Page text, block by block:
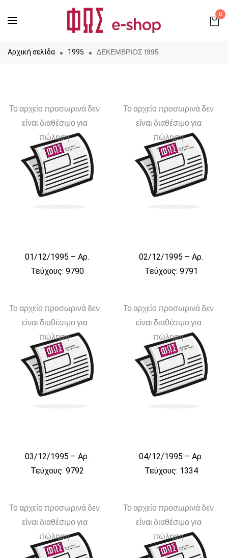
0
Αρχική σελίδα 1995 ΔΕΚΕΜΒΡΙΟΣ 1995
Το αρχείο προσωρινά δεν
είναι διαθέσιμο για
πώληση
01/12/1995 – Αρ.
Τεύχους: 9790
Το αρχείο προσωρινά δεν
είναι διαθέσιμο για
πώληση
02/12/1995 – Αρ.
Τεύχους: 9791
Το αρχείο προσωρινά δεν
είναι διαθέσιμο για
πώληση
03/12/1995 – Αρ.
Τεύχους: 9792
Το αρχείο προσωρινά δεν
είναι διαθέσιμο για
πώληση
04/12/1995 – Αρ.
Τεύχους: 1334
Το αρχείο προσωρινά δεν
είναι διαθέσιμο για
πώληση
Το αρχείο προσωρινά δεν
είναι διαθέσιμο για
πώληση